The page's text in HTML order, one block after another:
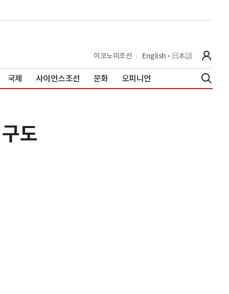
이코노미조선 English 日本語
국제 사이언스조선 문화 오피니언
도